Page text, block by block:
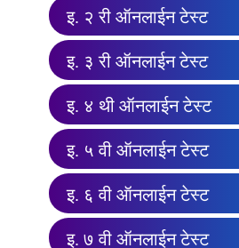
इ. २ री ऑनलाईन टेस्ट
इ. ३ री ऑनलाईन टेस्ट
इ. ४ थी ऑनलाईन टेस्ट
इ. ५ वी ऑनलाईन टेस्ट
इ. ६ वी ऑनलाईन टेस्ट
इ. ७ वी ऑनलाईन टेस्ट